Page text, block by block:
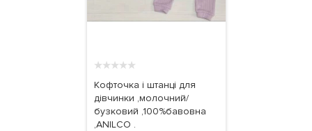
★★★★★
Кофточка і штанці для
дівчинки ,молочний/
бузковий ,100%бавовна
,ANILCO .